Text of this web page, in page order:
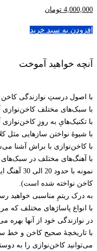
4,000,000 تومان
افزودن به سبد خرید
آنچه خواهید آموخت
با اصول درستِ نوازندگی
با سبک‌های مختلف کاخن‌نوازی
با تکنیک‌هایِ به روزِ
با شیوۀ نواختن سازهایی مثل
با کاخن‌نوازی با براش آشنا
با آهنگ‌های مختلف در سبک‌های
نمونه
کاخن نواخته شده است).
به درک ریتمِ مناسبی خواهید
با انواع پاساژهای مختلف که
در نوازندگی خود از آنها بهره
با تاریخچۀ صحیح کاخن و خط
می‌توانید کاخن‌نوازی را به